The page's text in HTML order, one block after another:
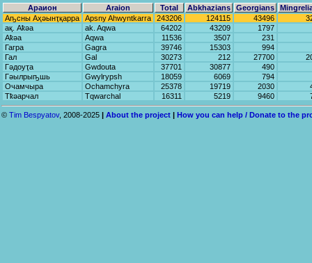
Араион Araion Total Abkhazians Georgians
Аҧсны Аҳәынҭқарра
Apsny Ahwyntkarra 243206 124115 43496
ақ. Аҟәа
ak. Aqwa 64202 43209
1797
Аҟәа
Aqwa 11536 3507
231
Гагра
Gagra 39746 15303
994
Гал
Gal 30273 212 27700
Гәдоуҭа
Gwdouta 37701 30877
490
Гәылрыҧшь
Gwylrypsh 18059 6069
794
Очамчыра
Ochamchyra 25378 19719 2030
Тҟәарчал
Tqwarchal 16311 5219 9460
© Tim Bespyatov, 2008-2025 | About the project | How you can help / Donate to the